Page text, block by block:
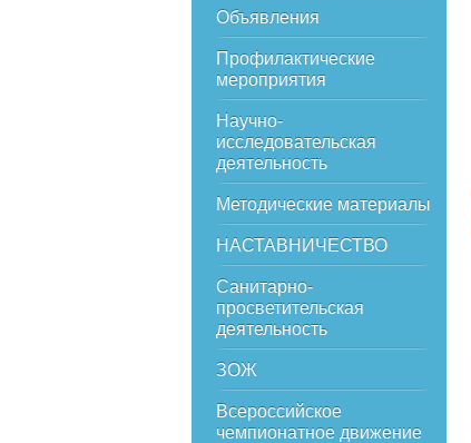
Объявления
Профилактические
мероприятия
Научно-
исследовательская
деятельность
Методические материалы
НАСТАВНИЧЕСТВО
Санитарно-
просветительская
деятельность
ЗОЖ
Всероссийское
чемпионатное движение